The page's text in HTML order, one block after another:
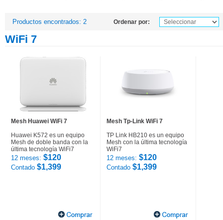
Productos encontrados: 2 Ordenar por:
WiFi 7
Mesh Huawei WiFi 7
Huawei K572 es un equipo
Mesh de doble banda con la
última tecnología WiFi7
12 meses: $120
Contado $1,399
Mesh Tp-Link WiFi 7
TP Link HB210 es un equipo
Mesh con la última tecnología
WiFi7
12 meses: $120
Contado $1,399